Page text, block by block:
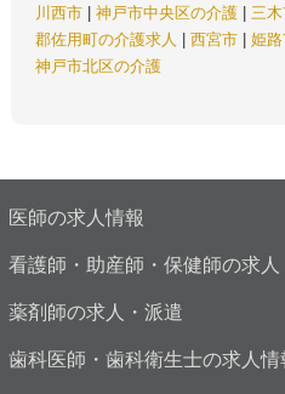
川西市
神戸市中央区の介護 三
郡佐用町の介護求人
西宮市 姫
神戸市北区の介護
医師の求人情報
看護師・助産師・保健師の求人
薬剤師の求人・派遣
歯科医師・歯科衛生士の求人情